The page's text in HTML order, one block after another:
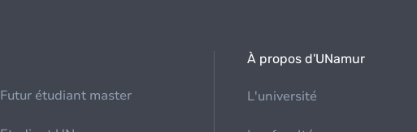
Futur étudiant master
À propos d'UNamur
L'université